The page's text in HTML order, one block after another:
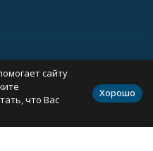
Карта сайта
сайту
что Вас
Хорошо